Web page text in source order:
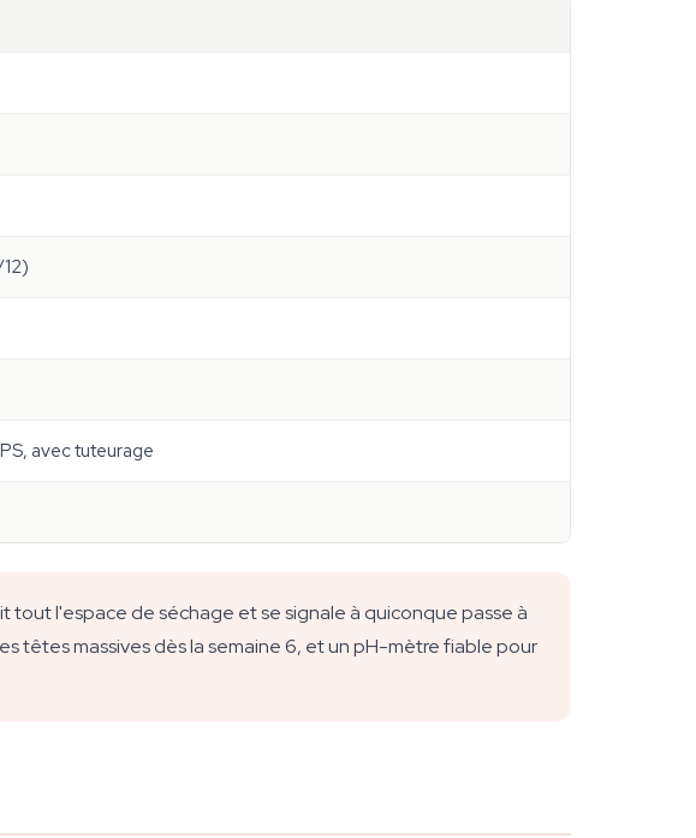
avec tuteurage
tout l'espace de séchage et se signale à quiconque passe à
têtes massives dès la semaine 6, et un pH-mètre fiable pour